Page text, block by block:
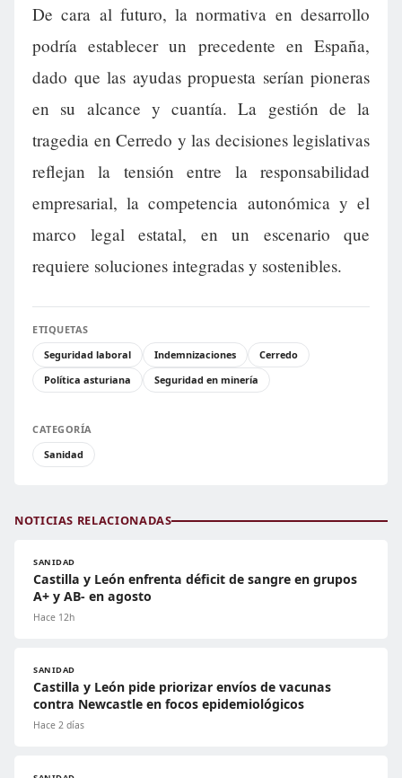
De cara al futuro, la normativa en desarrollo
podría establecer un precedente en España,
dado que las ayudas propuesta serían pioneras
en su alcance y cuantía. La gestión de la
tragedia en Cerredo y las decisiones legislativas
reflejan la tensión entre la responsabilidad
empresarial, la competencia autonómica y el
marco legal estatal, en un escenario que
requiere soluciones integradas y sostenibles.
ETIQUETAS
Seguridad laboral
Indemnizaciones
Cerredo
Política asturiana
Seguridad en minería
CATEGORÍA
Sanidad
NOTICIAS RELACIONADAS
SANIDAD
Castilla y León enfrenta déficit de sangre en grupos
A+ y AB- en agosto
Hace 12h
SANIDAD
Castilla y León pide priorizar envíos de vacunas
contra Newcastle en focos epidemiológicos
Hace 2 días